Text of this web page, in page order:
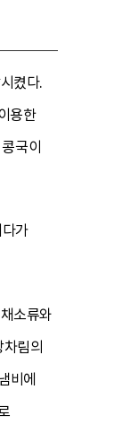
켰다.
용한
국이
가
소류와
림의
비에